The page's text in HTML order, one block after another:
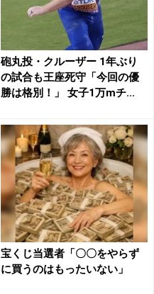
砲丸投・クルーザー 1年ぶり
の試合も王座死守「今回の優
勝は格別！」 女子1万mチ...
宝くじ当選者「〇〇をやらず
に買うのはもったいない」